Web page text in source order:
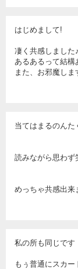
はじめまして!
凄く共感しました♪
あるあるって結構
また、お邪魔しま
当てはまるのんた
読みながら思わ
めっちゃ共感出来
私の所も同じです
もぅ普通にスカ